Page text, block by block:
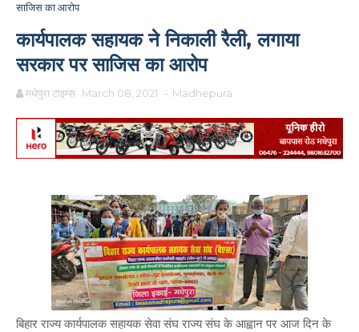
साजिस का आरोप
कार्यपालक सहायक ने निकाली रैली, लगाया
सरकार पर साजिस का आरोप
मधेपुरा टाइम्स March 08, 2021 - Madhepura
बिहार राज्य कार्यपालक सहायक सेवा संघ राज्य संघ के आह्वान पर आज दिन के